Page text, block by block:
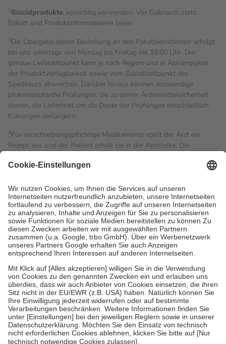
2Biozidprodukte vorsichtig verwenden. Vor Gebrauch stets
Etikett und Produktinformationen lesen.
3Die Übergabe deiner Bestellung an den Paketdienstleister erfolgt
bei uns werktags von Montag bis Freitag bis 18:00 Uhr. Der
genaue Lieferzeitpunkt kann je nach Region und in Abhängigkeit
der Produktverfügbarkeit sowie vom Zustellzeitpunkt des
Spediteurs abweichen. Darüber hinaus können notwendige
pharmazeutische Prüfungen, die zu deiner Arzneimittelsicherheit
dienen, die Lieferfrist um die Dauer der Prüfungen einschließlich
Klärungen verlängern.
4Für verschreibungspflichtige Medikamente stellt der Arzt ein
Rezept aus und der Patient erhält sie in der Apotheke. Die
Kosten dafür, der Versicherte trägt einen Teil davon als Zuzahlung
Grundsätzlich leisten Mitglieder Zuzahlungen in Höhe von zehn
Prozent des Abgabepreises,mindestensjedochfünf Euround
höchstens zehn Euro.Es sind jedoch nie mehr als die
tatsächlichen Kosten der Leistung zu entrichten.
Diese Regeln gelten grundsätzlich auch für Online-Apotheken.
Bei Heilmitteln und häuslicher Krankenpflege beträgt die
Zuzahlung zehn Prozent der Kosten sowie zehn Euro je
Um das Engagement der Versicherten für ihre eigene Gesundheit
zu stärken und die besondere Stellung der Familie zu unterstützen,
fallenkeine Zuzahlungenan bei:
• Kindern und Jugendlichen bis zum vollendeten 18. Lebensjahr
mit Ausnahme der Fahrkosten
• Untersuchungen zur Vorsorge und Früherkennung, die von der
GKV getragen werden